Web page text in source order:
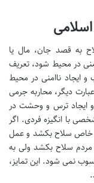
به قصد جان، مال یا
در محیط شود، تعریف
ایجاد ناامنی در محیط
دیگر، محاربه جرمی
ایجاد ترس و وحشت در
با انگیزه فردی. اگر
سلاح بکشد و عمل
مردم سلاح بکشد ولی به
نمی شود. این تمایز،